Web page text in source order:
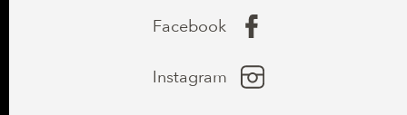
Facebook
Instagram